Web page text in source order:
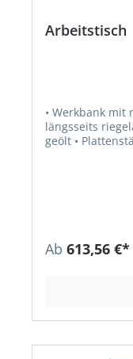
Arbeitstisch
• Werkbank mit
längsseits
geölt • Plattenstärke 40 mm • Gesamttraglast 800
Ab 613,56 €*